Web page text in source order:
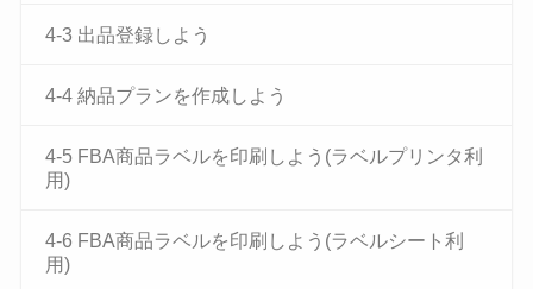
4-3 出品登録しよう
4-4 納品プランを作成しよう
4-5 FBA商品ラベルを印刷しよう(ラベルプリンタ利
用)
4-6 FBA商品ラベルを印刷しよう(ラベルシート利
用)